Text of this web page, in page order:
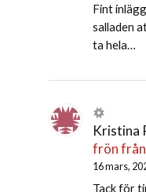
Fint
salladen
ta hela…
Kristina
frön
16 mars,
Tack för